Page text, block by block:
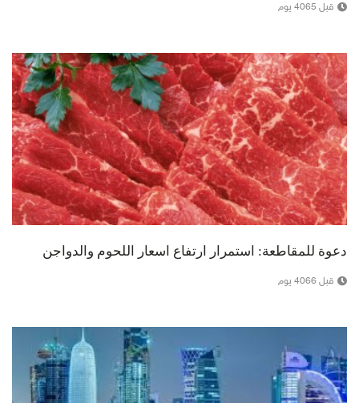
قبل 4065 يوم
دعوة للمقاطعة: استمرار ارتفاع اسعار اللحوم والدواجن
قبل 4066 يوم